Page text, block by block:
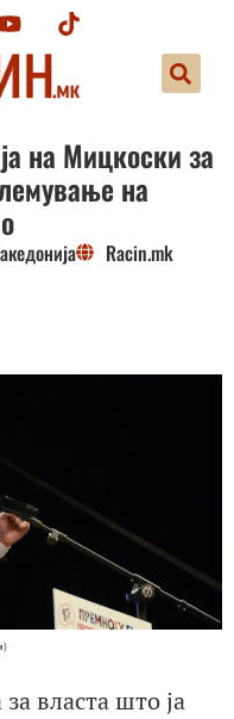
на Мицкоски за
на
Racin.mk
власта што ја